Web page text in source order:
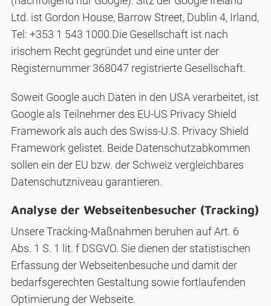
Ltd. ist Gordon House, Barrow Street, Dublin 4, Irland,
Tel: +353 1 543 1000.Die Gesellschaft ist nach
irischem Recht gegründet und eine unter der
Registernummer 368047 registrierte Gesellschaft.
Soweit Google auch Daten in den USA verarbeitet, ist
Google als Teilnehmer des EU-US Privacy Shield
Framework als auch des Swiss-U.S. Privacy Shield
Framework gelistet. Beide Datenschutzabkommen
sollen ein der EU bzw. der Schweiz vergleichbares
Datenschutzniveau garantieren.
Analyse der Webseitenbesucher (Tracking)
Unsere Tracking-Maßnahmen beruhen auf Art. 6
Abs. 1 S. 1 lit. f DSGVO. Sie dienen der statistischen
Erfassung der Webseitenbesuche und damit der
bedarfsgerechten Gestaltung sowie fortlaufenden
Optimierung der Webseite.